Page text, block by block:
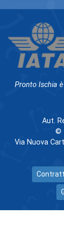
Pronto Ischia
Aut.
©
Via Nuova